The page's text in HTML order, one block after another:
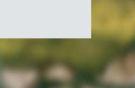
Canada